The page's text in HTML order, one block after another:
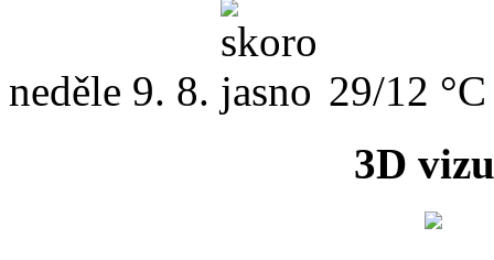
neděle 9. 8.
29/12 °C
3D